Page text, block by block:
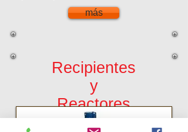
más
Recipientes
y
Reactores